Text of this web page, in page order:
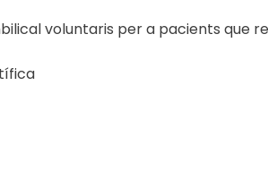
voluntaris per a pacients que